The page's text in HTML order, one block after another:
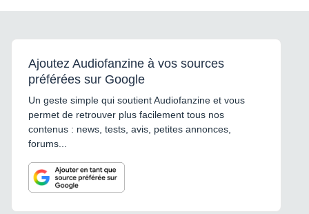
Ajoutez Audiofanzine à vos sources
préférées sur Google
Un geste simple qui soutient Audiofanzine et vous
permet de retrouver plus facilement tous nos
contenus : news, tests, avis, petites annonces,
forums...